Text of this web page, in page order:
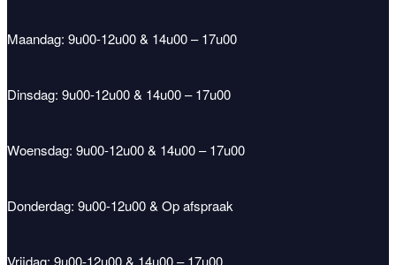
Maandag: 9u00-12u00 & 14u00 – 17u00
Dinsdag: 9u00-12u00 & 14u00 – 17u00
Woensdag: 9u00-12u00 & 14u00 – 17u00
Donderdag: 9u00-12u00 & Op afspraak